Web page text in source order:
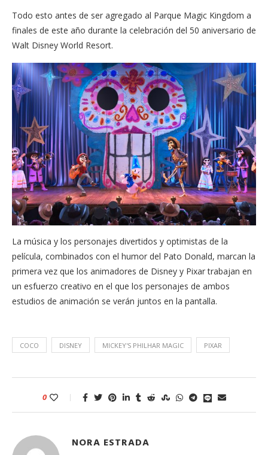
Todo esto antes de ser agregado al Parque Magic Kingdom a
finales de este año durante la celebración del 50 aniversario de
Walt Disney World Resort.
La música y los personajes divertidos y optimistas de la
película, combinados con el humor del Pato Donald, marcan la
primera vez que los animadores de Disney y Pixar trabajan en
un esfuerzo creativo en el que los personajes de ambos
estudios de animación se verán juntos en la pantalla.
COCO DISNEY MICKEY'S PHILHAR MAGIC PIXAR
0
NORA ESTRADA